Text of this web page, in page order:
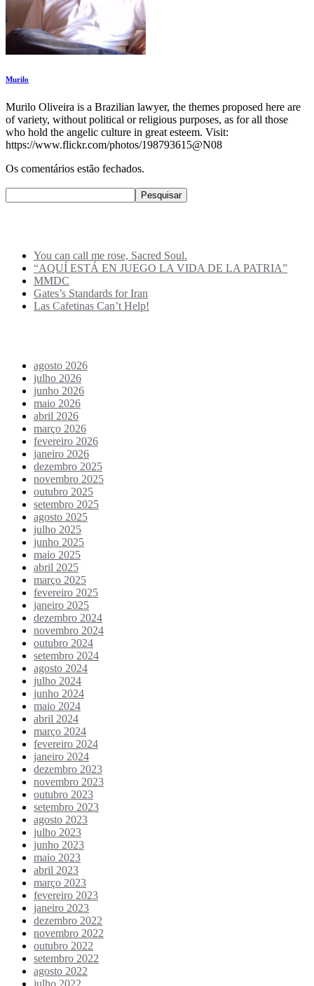
Murilo
Murilo Oliveira is a Brazilian lawyer, the themes proposed here are
of variety, without political or religious purposes, as for all those
who hold the angelic culture in great esteem. Visit:
https://www.flickr.com/photos/198793615@N08
Os comentários estão fechados.
Pesquisar
You can call me rose, Sacred Soul.
“AQUÍ ESTÁ EN JUEGO LA VIDA DE LA PATRIA”
MMDC
Gates’s Standards for Iran
Las Cafetinas Can’t Help!
agosto 2026
julho 2026
junho 2026
maio 2026
abril 2026
março 2026
fevereiro 2026
janeiro 2026
dezembro 2025
novembro 2025
outubro 2025
setembro 2025
agosto 2025
julho 2025
junho 2025
maio 2025
abril 2025
março 2025
fevereiro 2025
janeiro 2025
dezembro 2024
novembro 2024
outubro 2024
setembro 2024
agosto 2024
julho 2024
junho 2024
maio 2024
abril 2024
março 2024
fevereiro 2024
janeiro 2024
dezembro 2023
novembro 2023
outubro 2023
setembro 2023
agosto 2023
julho 2023
junho 2023
maio 2023
abril 2023
março 2023
fevereiro 2023
janeiro 2023
dezembro 2022
novembro 2022
outubro 2022
setembro 2022
agosto 2022
julho 2022